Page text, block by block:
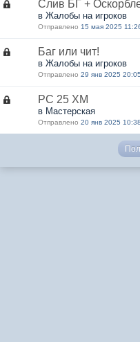
Слив БГ +
в Жалобы на игроков
Отправлено 15 мая 2025
Баг или чит!
в Жалобы на игроков
Отправлено 29 янв 2025 20:05
РС 25 ХМ
в Мастерская
Отправлено 20 янв 2025 10:38